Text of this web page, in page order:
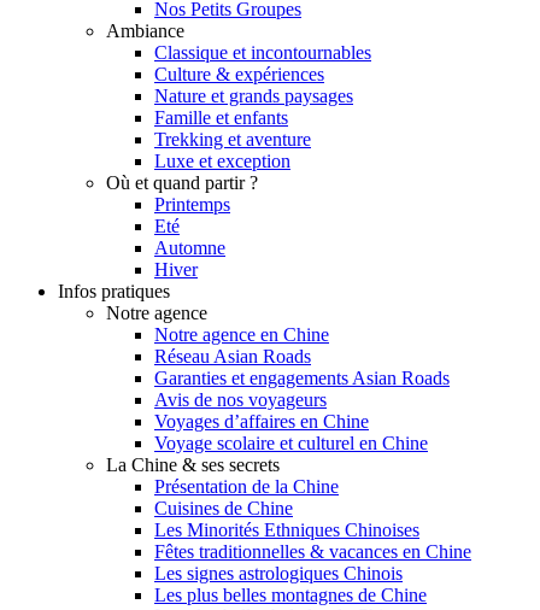
Nos Petits Groupes
Ambiance
Classique et incontournables
Culture & expériences
Nature et grands paysages
Famille et enfants
Trekking et aventure
Luxe et exception
Où et quand partir ?
Printemps
Eté
Automne
Hiver
Infos pratiques
Notre agence
Notre agence en Chine
Réseau Asian Roads
Garanties et engagements Asian Roads
Avis de nos voyageurs
Voyages d’affaires en Chine
Voyage scolaire et culturel en Chine
La Chine & ses secrets
Présentation de la Chine
Cuisines de Chine
Les Minorités Ethniques Chinoises
Fêtes traditionnelles & vacances en Chine
Les signes astrologiques Chinois
Les plus belles montagnes de Chine